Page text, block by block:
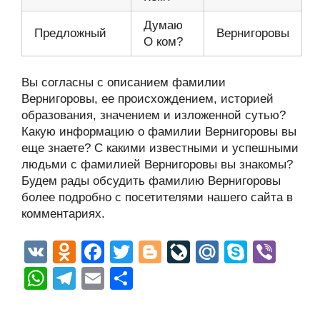
Предложный
Думаю
О ком?
Вернигоровы
Вы согласны с описанием фамилии
Вернигоровы, ее происхождением, историей
образования, значением и изложенной сутью?
Какую информацию о фамилии Вернигоровы вы
еще знаете? С какими известными и успешными
людьми с фамилией Вернигоровы вы знакомы?
Будем рады обсудить фамилию Вернигоровы
более подробно с посетителями нашего сайта в
комментариях.
V
K
O
d
n
F
a
c
T
Bl Li
M S
W T
E